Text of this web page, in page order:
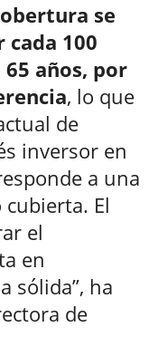
se
cada 100
años, por
, lo que
de
inversor en
a una
El
el
en
sólida”, ha
de